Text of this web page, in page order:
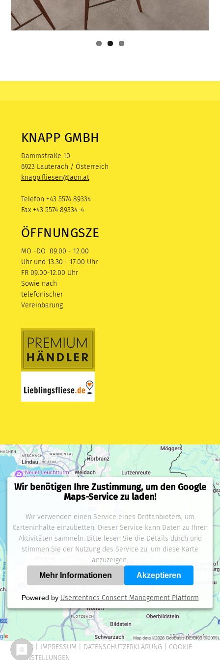
KNAPP GMBH
Dammstraße 10
6923 Lauterach / Österreich
knapp.fliesen@aon.at
Telefon +43 5574 89334
Fax +43 5574 89334-4
ÖFFNUNGSZEITEN
MO -DO 09.00 - 12.00
Uhr und 13.30 - 17.00 Uhr
FR 09.00-12.00 Uhr
Sowie nach
telefonischer
Vereinbarung
Wir benötigen Ihre Zustimmung, um den Google
Maps-Service zu laden!
Wir verwenden einen Service eines Drittanbieters, um
Karteninhalte einzubetten. Dieser Service kann Daten zu Ihren
Aktivitäten sammeln. Bitte lesen Sie die Details durch und
stimmen Sie der Nutzung des Service zu, um diese Karte
anzuzeigen.
Mehr Informationen
Akzeptieren
Powered by Usercentrics Consent Management Platform
AGB | IMPRESSUM DATENSCHUTZERKLÄRUNG
COOKIE-
EINSTELLUNGEN